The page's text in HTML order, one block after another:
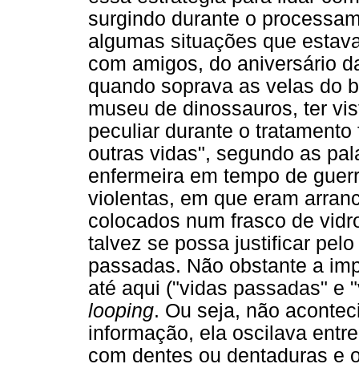
surgindo durante o
algumas situações que
com amigos, do aniversário
quando soprava as velas do
museu de dinossauros, ter
peculiar durante o
outras vidas", segundo as
enfermeira em tempo de
violentas, em que eram
colocados num frasco de
talvez se possa justificar
passadas. Não obstante a
até aqui ("vidas passadas" e
looping. Ou seja, não
informação, ela oscilava
com dentes ou dentaduras e